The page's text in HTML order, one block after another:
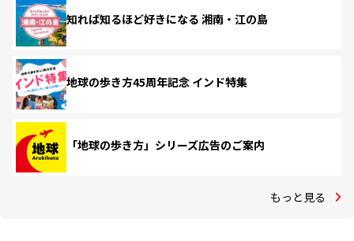
知れば知るほど好きになる 湘南・江の島
地球の歩き方45周年記念 インド特集
「地球の歩き方」シリーズ広告のご案内
もっと見る